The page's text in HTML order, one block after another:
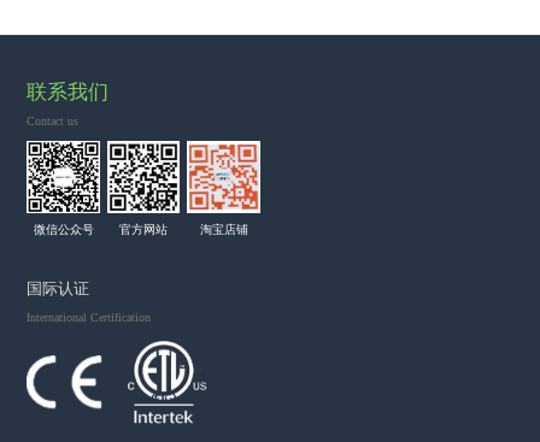
联系我们
Contact us
微信公众号 官方网站 淘宝店铺
国际认证
International Certification